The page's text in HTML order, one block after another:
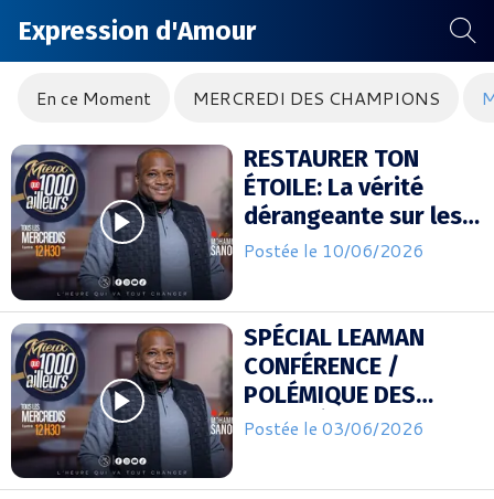
Expression d'Amour
En ce Moment MERCREDI DES CHAMPIONS
RESTAURER TON
ÉTOILE: La vérité
dérangeante sur les
chrétiens qui
Postée le 10/06/2026
SPÉCIAL LEAMAN
CONFÉRENCE /
POLÉMIQUE DES
PROPHÈTES VOYANTS
Postée le 03/06/2026